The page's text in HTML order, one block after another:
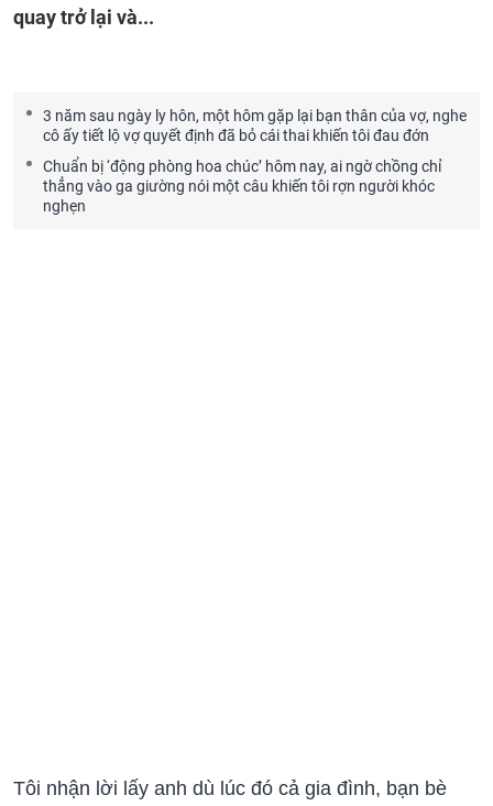
quay trở lại và...
3 năm sau ngày ly hôn, một hôm gặp lại bạn thân của vợ, nghe
cô ấy tiết lộ vợ quyết định đã bỏ cái thai khiến tôi đau đớn
Chuẩn bị ‘động phòng hoa chúc’ hôm nay, ai ngờ chồng chỉ
thẳng vào ga giường nói một câu khiến tôi rợn người khóc
nghẹn
Tôi nhận lời lấy anh dù lúc đó cả gia đình, bạn bè